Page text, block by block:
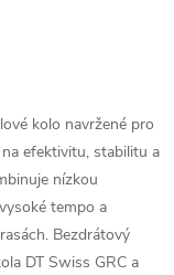
kolo navržené pro
efektivitu, stabilitu a
nízkou
tempo a
Bezdrátový
DT Swiss GRC a